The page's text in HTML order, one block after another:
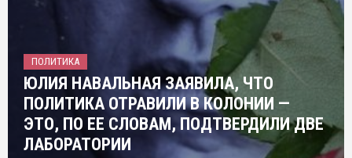
ПОЛИТИКА
ЮЛИЯ НАВАЛЬНАЯ ЗАЯВИЛА, ЧТО
ПОЛИТИКА ОТРАВИЛИ В КОЛОНИИ —
ЭТО, ПО ЕЕ СЛОВАМ, ПОДТВЕРДИЛИ ДВЕ
ЛАБОРАТОРИИ